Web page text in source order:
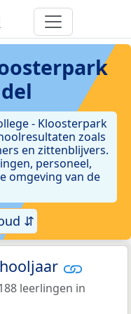
- Kloosterpark
zoals
en zittenblijvers.
personeel,
omgeving van de
⇵
leerlingen in